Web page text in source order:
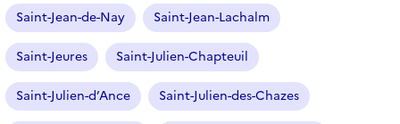
Saint-Jean-de-Nay Saint-Jean-Lachalm
Saint-Jeures Saint-Julien-Chapteuil
Saint-Julien-d’Ance Saint-Julien-des-Chazes